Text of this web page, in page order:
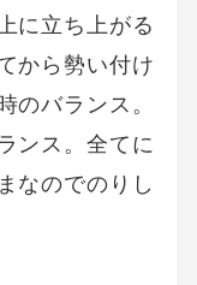
に立ち上がる
から勢い付け
のバランス。
ンス。全てに
なのでのりし